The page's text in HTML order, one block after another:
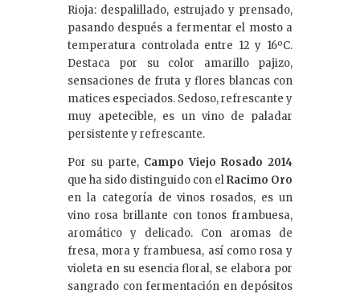
Rioja: despalillado, estrujado y prensado,
pasando después a fermentar el mosto a
temperatura controlada entre 12 y 16ºC.
Destaca por su color amarillo pajizo,
sensaciones de fruta y flores blancas con
matices especiados. Sedoso, refrescante y
muy apetecible, es un vino de paladar
persistente y refrescante.
Por su parte, Campo Viejo Rosado 2014
que ha sido distinguido con elRacimo Oro
en la categoría de vinos rosados, es un
vino rosa brillante con tonos frambuesa,
aromático y delicado. Con aromas de
fresa, mora y frambuesa, así como rosa y
violeta en su esencia floral, se elabora por
sangrado con fermentación en depósitos